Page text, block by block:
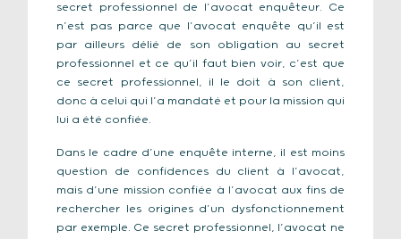
secret professionnel de l’avocat enquêteur. Ce
n’est pas parce que l’avocat enquête qu’il est
par ailleurs délié de son obligation au secret
professionnel et ce qu’il faut bien voir, c’est que
ce secret professionnel, il le doit à son client,
donc à celui qui l’a mandaté et pour la mission qui
lui a été confiée.
Dans le cadre d’une enquête interne, il est moins
question de confidences du client à l’avocat,
mais d’une mission confiée à l’avocat aux fins de
rechercher les origines d’un dysfonctionnement
par exemple. Ce secret professionnel, l’avocat ne